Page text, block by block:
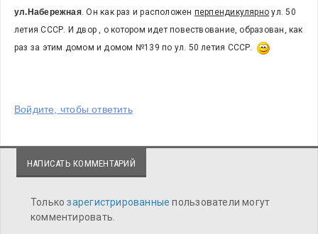
ул.Набережная. Он как раз и расположен перпендикулярно ул. 50
летия СССР. И двор , о котором идет повествование, образован, как
раз за этим домом и домом №139 по ул. 50 летия СССР.
Войдите, чтобы ответить
НАПИСАТЬ КОММЕНТАРИЙ
Толькозарегистрированныепользователи могут
комментировать.